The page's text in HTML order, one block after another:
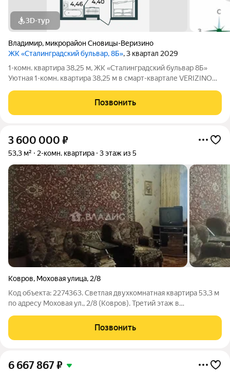
3D-тур
Владимир, микрорайон Сновицы-Веризино
ЖК «Сталинградский бульвар, 8Б», 3 квартал 2029
1-комн. квартира 38,25 м, ЖК «Сталинградский бульвар 8Б»
Уютная 1-комн. квартира 38,25 м в смарт-квартале VERIZINO
удобная планировка, современный дом и развитая
инфраструктура рядом. О
Позвонить
3 600 000 ₽
53,3 м² 2-комн. квартира 3 этаж из 5
Ковров, Моховая улица, 2/8
Код объекта: 2274363. Светлая двухкомнатная квартира 53,3 м
по адресу Моховая ул., 2/8 (Ковров). Третий этаж в
комфорт с первого дня и возможность быстро довести
интерьер до своих представлений.
Позвонить
6 667 867₽